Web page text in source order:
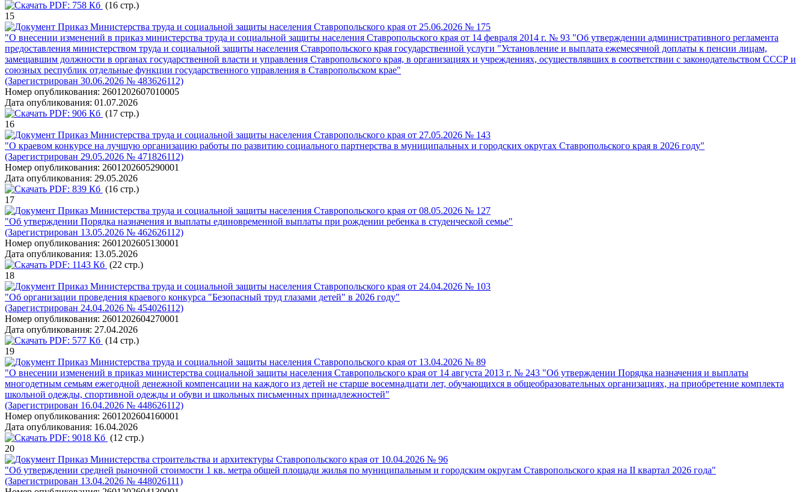
PDF: 758 Кб (16 стр.)
15
Приказ Министерства труда и социальной защиты населения Ставропольского края от 25.06.2026 № 175
"О внесении изменений в приказ министерства труда и социальной защиты населения Ставропольского края от 14 февраля 2014 г. № 93 "Об утверждении административного регламента
предоставления министерством труда и социальной защиты населения Ставропольского края государственной услуги "Установление и выплата ежемесячной доплаты к пенсии лицам,
замещавшим должности в органах государственной власти и управления Ставропольского края, в организациях и учреждениях, осуществлявших в соответствии с законодательством СССР и
союзных республик отдельные функции государственного управления в Ставропольском крае"
(Зарегистрирован 30.06.2026 № 483626112)
Номер опубликования: 2601202607010005
Дата опубликования: 01.07.2026
PDF: 906 Кб (17 стр.)
16
Приказ Министерства труда и социальной защиты населения Ставропольского края от 27.05.2026 № 143
"О краевом конкурсе на лучшую организацию работы по развитию социального партнерства в муниципальных и городских округах Ставропольского края в 2026 году"
(Зарегистрирован 29.05.2026 № 471826112)
Номер опубликования: 2601202605290001
Дата опубликования: 29.05.2026
PDF: 839 Кб (16 стр.)
17
Приказ Министерства труда и социальной защиты населения Ставропольского края от 08.05.2026 № 127
"Об утверждении Порядка назначения и выплаты единовременной выплаты при рождении ребенка в студенческой семье"
(Зарегистрирован 13.05.2026 № 462626112)
Номер опубликования: 2601202605130001
Дата опубликования: 13.05.2026
PDF: 1143 Кб (22 стр.)
18
Приказ Министерства труда и социальной защиты населения Ставропольского края от 24.04.2026 № 103
"Об организации проведения краевого конкурса "Безопасный труд глазами детей" в 2026 году"
(Зарегистрирован 24.04.2026 № 454026112)
Номер опубликования: 2601202604270001
Дата опубликования: 27.04.2026
PDF: 577 Кб (14 стр.)
19
Приказ Министерства труда и социальной защиты населения Ставропольского края от 13.04.2026 № 89
"О внесении изменений в приказ министерства социальной защиты населения Ставропольского края от 14 августа 2013 г. № 243 "Об утверждении Порядка назначения и выплаты
многодетным семьям ежегодной денежной компенсации на каждого из детей не старше восемнадцати лет, обучающихся в общеобразовательных организациях, на приобретение комплекта
школьной одежды, спортивной одежды и обуви и школьных письменных принадлежностей"
(Зарегистрирован 16.04.2026 № 448626112)
Номер опубликования: 2601202604160001
Дата опубликования: 16.04.2026
PDF: 9018 Кб (12 стр.)
20
Приказ Министерства строительства и архитектуры Ставропольского края от 10.04.2026 № 96
"Об утверждении средней рыночной стоимости 1 кв. метра общей площади жилья по муниципальным и городским округам Ставропольского края на II квартал 2026 года"
(Зарегистрирован 13.04.2026 № 448026111)